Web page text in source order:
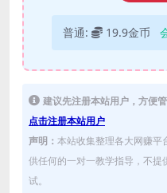
普通: 19.9金币
建议先注册本站用户，方便
点击注册本站用户
声明： 本站收集整理各大网赚平
供任何的一对一教学指导，不提
试。